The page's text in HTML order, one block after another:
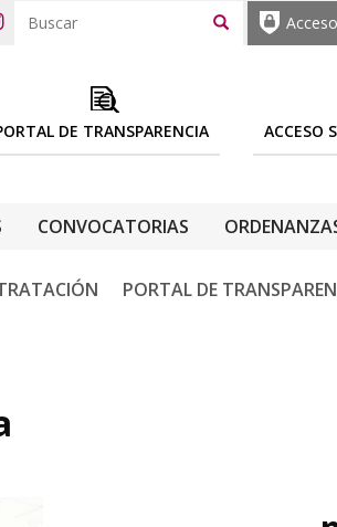
ACCESO
DE TRANSPARENCIA
CONVOCATORIAS
PORTAL DE